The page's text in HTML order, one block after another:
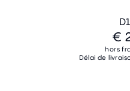
€
hors
Délai de